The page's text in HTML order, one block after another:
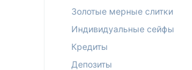
Золотые мерные слитки
Индивидуальные сейфы
Кредиты
Депозиты